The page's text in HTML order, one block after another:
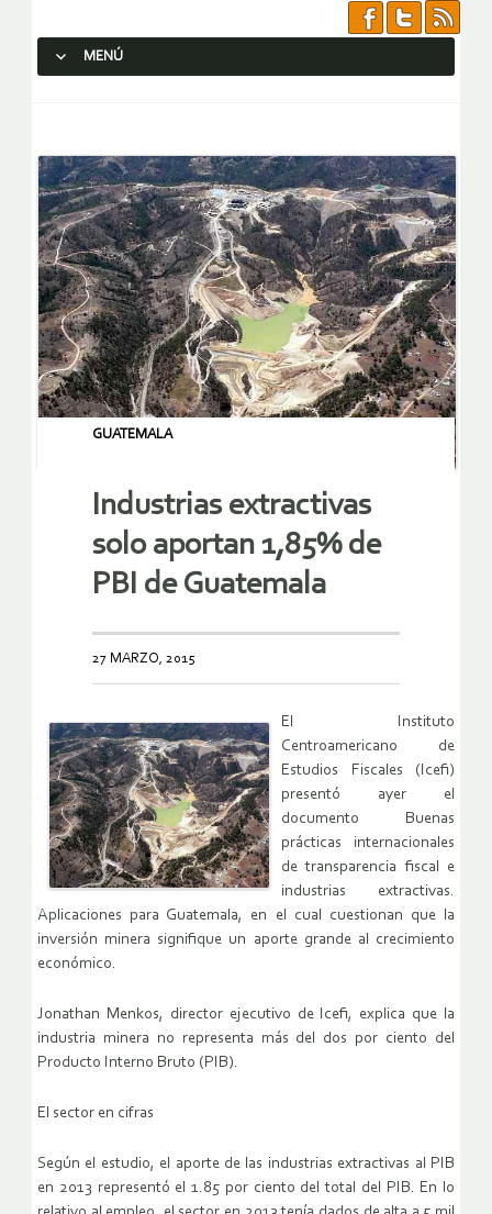
MENÚ
GUATEMALA
Industrias extractivas
solo aportan 1,85% de
PBI de Guatemala
27 MARZO, 2015
El Instituto
Centroamericano de
Estudios Fiscales (Icefi)
presentó ayer el
documento Buenas
prácticas internacionales
de transparencia fiscal e
industrias extractivas.
Aplicaciones para Guatemala, en el cual cuestionan que la
inversión minera signifique un aporte grande al crecimiento
económico.
Jonathan Menkos, director ejecutivo de Icefi, explica que la
industria minera no representa más del dos por ciento del
Producto Interno Bruto (PIB).
El sector en cifras
Según el estudio, el aporte de las industrias extractivas al PIB
en 2013 representó el 1.85 por ciento del total del PIB. En lo